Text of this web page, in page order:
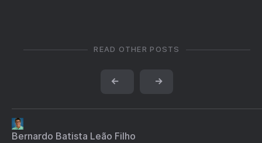
READ OTHER POSTS
← →
Bernardo Batista Leão Filho